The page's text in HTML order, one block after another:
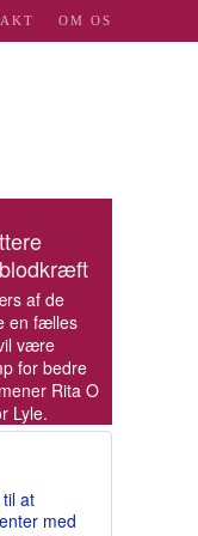
OM OS
af de
en fælles
være
for bedre
Rita O
Lyle.
at
med